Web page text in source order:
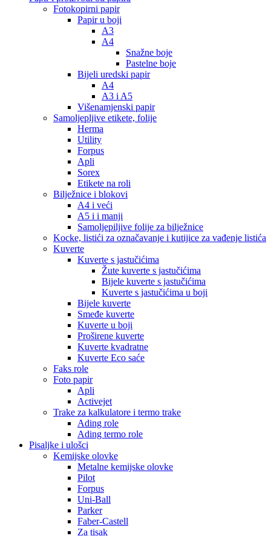
Fotokopirni papir
Papir u boji
A3
A4
Snažne boje
Pastelne boje
Bijeli uredski papir
A4
A3 i A5
Višenamjenski papir
Samoljepljive etikete, folije
Herma
Utility
Forpus
Apli
Sorex
Etikete na roli
Bilježnice i blokovi
A4 i veći
A5 i i manji
Samoljepiljive folije za bilježnice
Kocke, listići za označavanje i kutijice za vađenje listića
Kuverte
Kuverte s jastučićima
Žute kuverte s jastučićima
Bijele kuverte s jastučićima
Kuverte s jastučićima u boji
Bijele kuverte
Smeđe kuverte
Kuverte u boji
Proširene kuverte
Kuverte kvadratne
Kuverte Eco saće
Faks role
Foto papir
Apli
Activejet
Trake za kalkulatore i termo trake
Ading role
Ading termo role
Pisaljke i ulošci
Kemijske olovke
Metalne kemijske olovke
Pilot
Forpus
Uni-Ball
Parker
Faber-Castell
Za tisak